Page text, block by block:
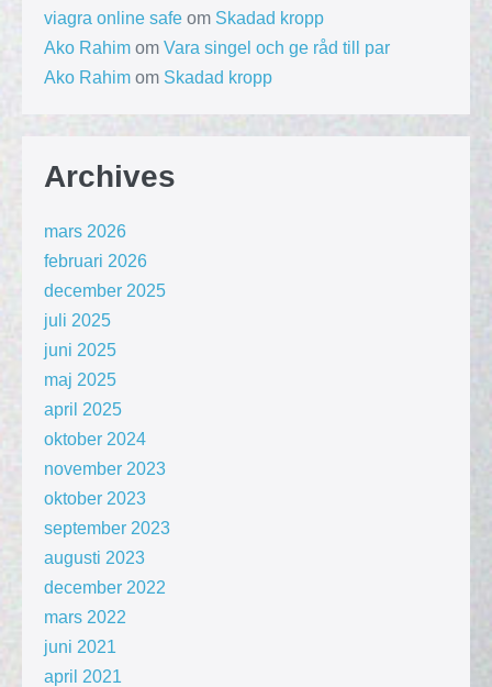
viagra online safe om Skadad kropp
Ako Rahim om Vara singel och ge råd till par
Ako Rahim om Skadad kropp
Archives
mars 2026
februari 2026
december 2025
juli 2025
juni 2025
maj 2025
april 2025
oktober 2024
november 2023
oktober 2023
september 2023
augusti 2023
december 2022
mars 2022
juni 2021
april 2021